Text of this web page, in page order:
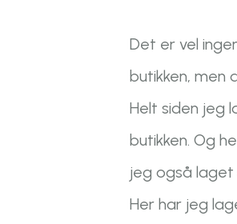
Det er vel
butikken, men
Helt siden jeg
butikken. Og
jeg også laget
Her har jeg